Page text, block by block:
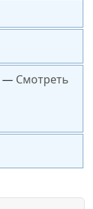
— Смотреть